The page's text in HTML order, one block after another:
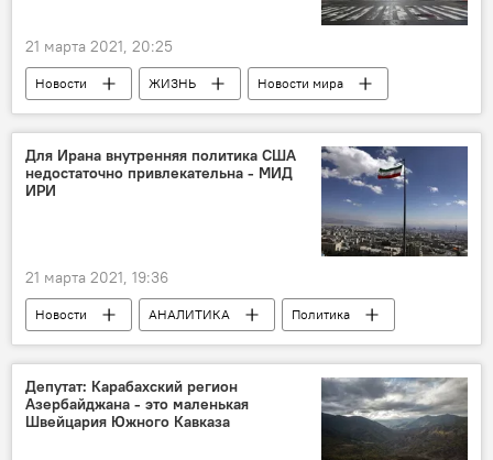
21 марта 2021, 20:25
Новости ЖИЗНЬ
Новости мира
Азербайджан
США
Новруз
Азербайджанцы
Для Ирана внутренняя политика США
недостаточно привлекательна - МИД
ИРИ
21 марта 2021, 19:36
Новости АНАЛИТИКА
Политика
Новости мира
Депутат: Карабахский регион
Азербайджана - это маленькая
Швейцария Южного Кавказа